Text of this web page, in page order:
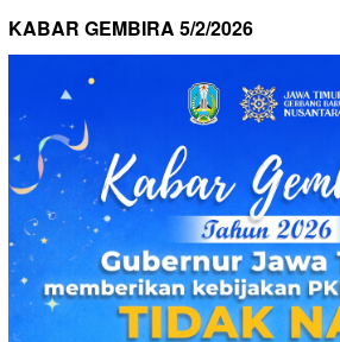
KABAR GEMBIRA 5/2/2026